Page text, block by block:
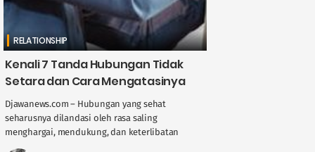
RELATIONSHIP
Kenali 7 Tanda Hubungan Tidak
Setara dan Cara Mengatasinya
Djawanews.com – Hubungan yang sehat
seharusnya dilandasi oleh rasa saling
menghargai, mendukung, dan keterlibatan
kedua belah pihak dalam berbagai aspek.